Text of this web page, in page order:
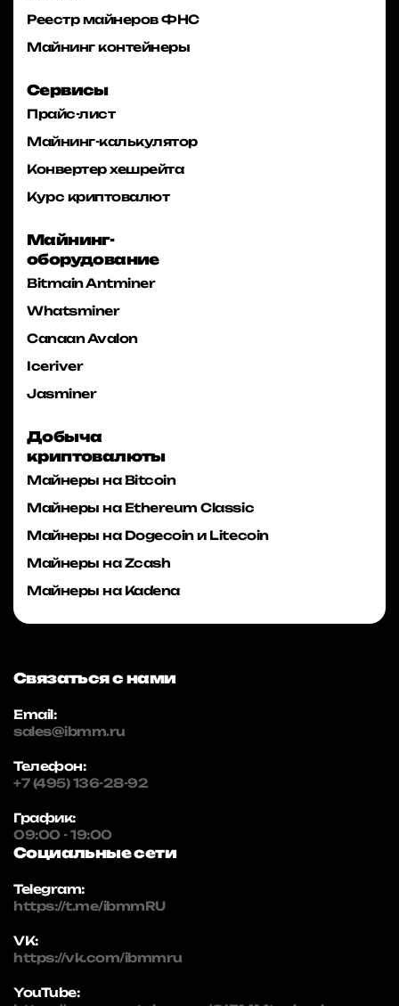
Реестр майнеров ФНС
Майнинг контейнеры
Сервисы
Прайс-лист
Майнинг-калькулятор
Конвертер хешрейта
Курс криптовалют
Майнинг-
оборудование
Bitmain Antminer
Whatsminer
Canaan Avalon
Iceriver
Jasminer
Добыча
криптовалюты
Майнеры на Bitcoin
Майнеры на Ethereum Classic
Майнеры на Dogecoin и Litecoin
Майнеры на Zcash
Майнеры на Kadena
Связаться с нами
Email:
sales@ibmm.ru
Телефон:
+7 (495) 136-28-92
График:
09:00 - 19:00
Социальные сети
Telegram:
https://t.me/ibmmRU
VK:
https://vk.com/ibmmru
YouTube: